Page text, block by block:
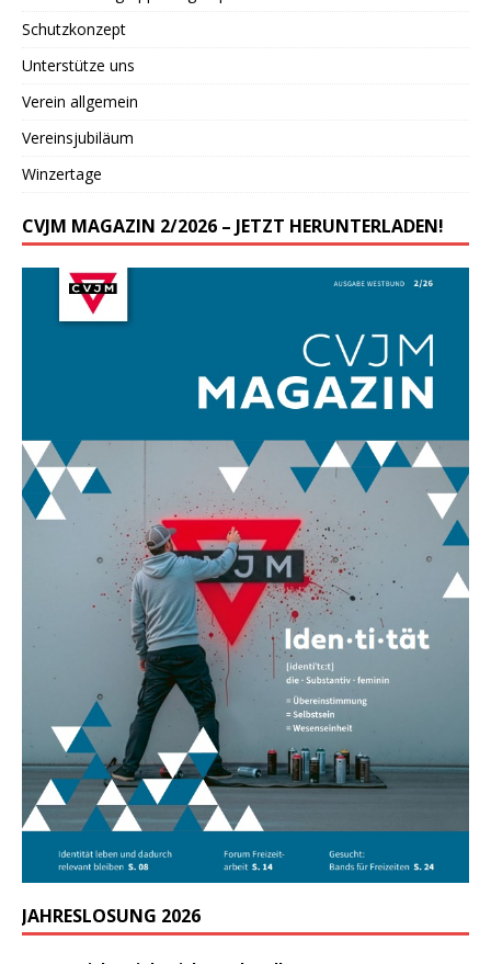
Schutzkonzept
Unterstütze uns
Verein allgemein
Vereinsjubiläum
Winzertage
CVJM MAGAZIN 2/2026 – JETZT HERUNTERLADEN!
JAHRESLOSUNG 2026